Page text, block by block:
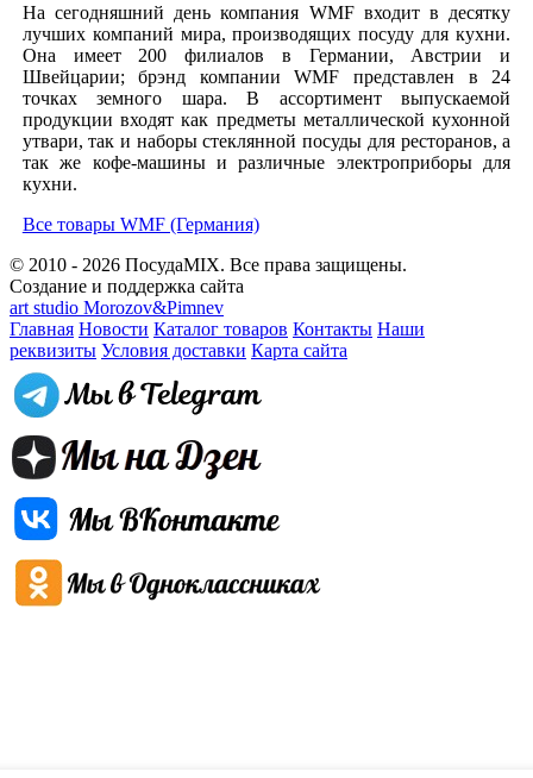
На сегодняшний день компания WMF входит в десятку
лучших компаний мира, производящих посуду для кухни.
Она имеет 200 филиалов в Германии, Австрии и
Швейцарии; брэнд компании WMF представлен в 24
точках земного шара. В ассортимент выпускаемой
продукции входят как предметы металлической кухонной
утвари, так и наборы стеклянной посуды для ресторанов, а
так же кофе-машины и различные электроприборы для
кухни.
Все товары WMF (Германия)
© 2010 - 2026 ПосудаMIX. Все права защищены.
Создание и поддержка сайта
art studio Morozov&Pimnev
Главная Новости Каталог товаров Контакты Наши
реквизиты Условия доставки Карта сайта